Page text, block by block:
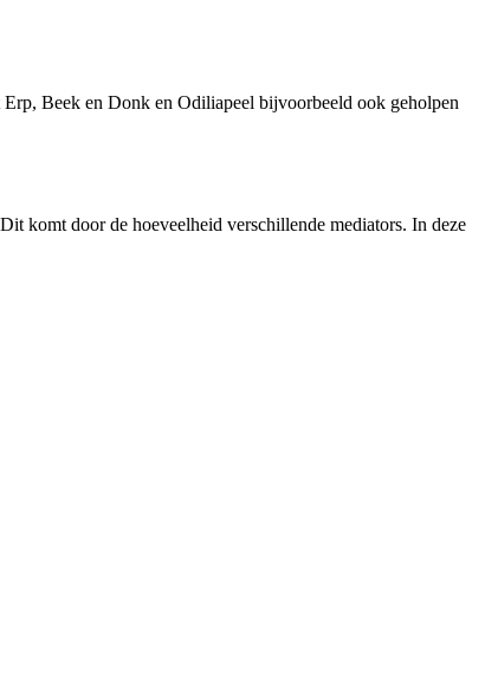
Beek en Donk en Odiliapeel bijvoorbeeld ook geholpen
komt door de hoeveelheid verschillende mediators. In deze